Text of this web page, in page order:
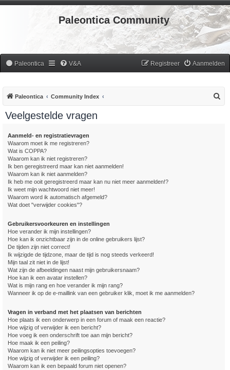
Paleontica Community
Paleontica V&A Aanmelden
Registreer
Paleontica Community Index
Veelgestelde vragen
Aanmeld- en registratievragen
Waarom moet ik me registreren?
Wat is COPPA?
Waarom kan ik niet registreren?
Ik ben geregistreerd maar kan niet aanmelden!
Waarom kan ik niet aanmelden?
Ik heb me ooit geregistreerd maar kan nu niet meer aanmelden!?
Ik weet mijn wachtwoord niet meer!
Waarom word ik automatisch afgemeld?
Wat doet "verwijder cookies"?
Gebruikersvoorkeuren en instellingen
Hoe verander ik mijn instellingen?
Hoe kan ik onzichtbaar zijn in de online gebruikers lijst?
De tijden zijn niet correct!
Ik wijzigde de tijdzone, maar de tijd is nog steeds verkeerd!
Mijn taal zit niet in de lijst!
Wat zijn de afbeeldingen naast mijn gebruikersnaam?
Hoe kan ik een avatar instellen?
Wat is mijn rang en hoe verander ik mijn rang?
Wanneer ik op de e-maillink van een gebruiker klik, moet ik me aanmelden?
Vragen in verband met het plaatsen van berichten
Hoe plaats ik een onderwerp in een forum of maak een reactie?
Hoe wijzig of verwijder ik een bericht?
Hoe voeg ik een onderschrift toe aan mijn bericht?
Hoe maak ik een peiling?
Waarom kan ik niet meer peilingsopties toevoegen?
Hoe wijzig of verwijder ik een peiling?
Waarom kan ik een bepaald forum niet openen?